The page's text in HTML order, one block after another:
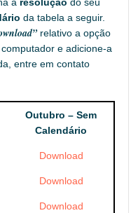
da tabela a seguir.
relativo a opção
e adicione-a
entre em contato
Outubro – Sem
Calendário
Download
Download
Download